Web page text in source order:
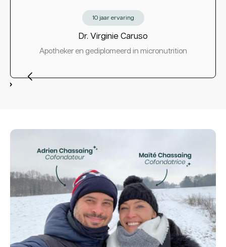
10 jaar ervaring
Dr. Virginie Caruso
Apotheker en gediplomeerd in micronutrition